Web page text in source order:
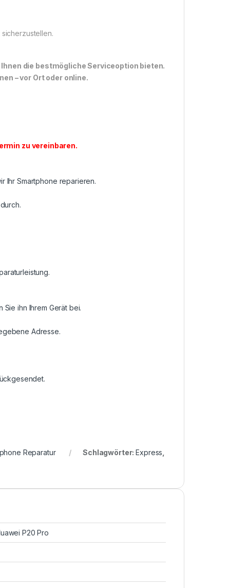
die bestmögliche Serviceoption bieten.
– vor Ort oder online.
zu vereinbaren.
Ihr Smartphone reparieren.
Sie ihn Ihrem Gerät bei.
Adresse.
Reparatur Schlagwörter:Express
P20 Pro